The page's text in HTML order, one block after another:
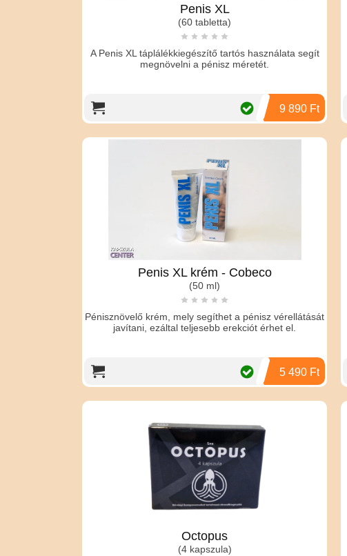
Penis XL
(60 tabletta)
A Penis XL táplálékkiegészítő tartós használata segít
megnövelni a pénisz méretét.
9 890 Ft
Penis XL krém - Cobeco
(50 ml)
Pénisznövelő krém, mely segíthet a pénisz vérellátását
javítani, ezáltal teljesebb erekciót érhet el.
5 490 Ft
Octopus
(4 kapszula)